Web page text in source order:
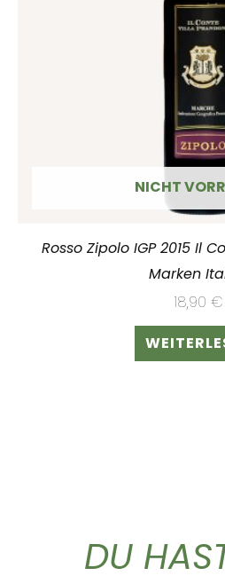
NICHT
Rosso Zipolo IGP 2015 Il
Marken
18,90 €
DU